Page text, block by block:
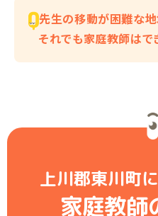
先生の移動が困難な地
それでも家庭教師はで
上川郡東川町
家庭教師